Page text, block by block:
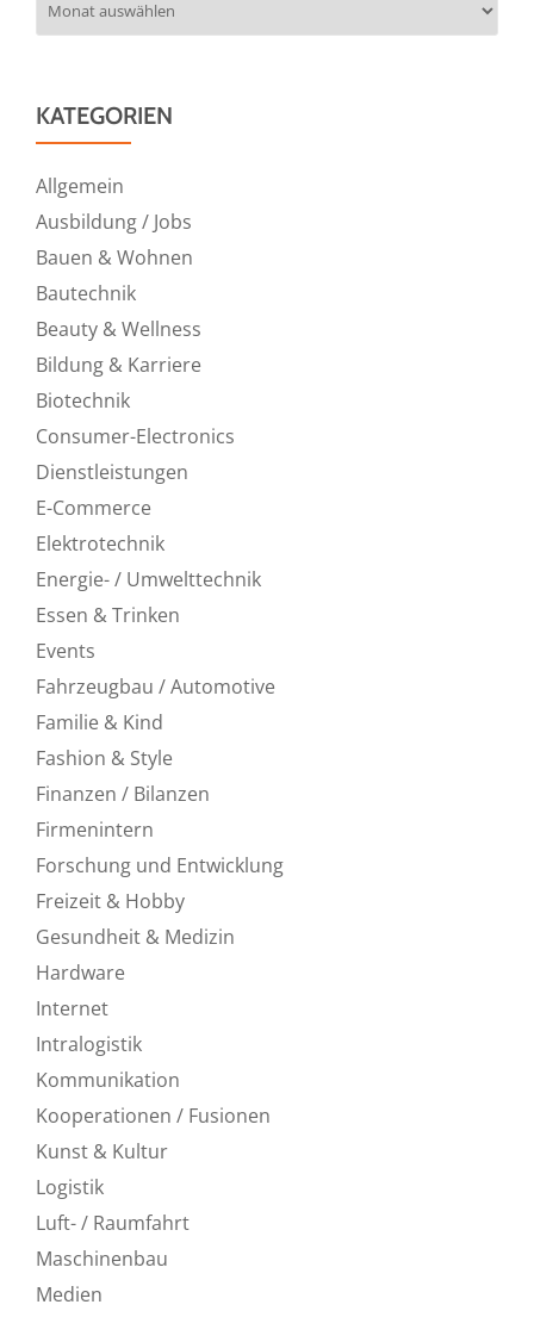
KATEGORIEN
Allgemein
Ausbildung / Jobs
Bauen & Wohnen
Bautechnik
Beauty & Wellness
Bildung & Karriere
Biotechnik
Consumer-Electronics
Dienstleistungen
E-Commerce
Elektrotechnik
Energie- / Umwelttechnik
Essen & Trinken
Events
Fahrzeugbau / Automotive
Familie & Kind
Fashion & Style
Finanzen / Bilanzen
Firmenintern
Forschung und Entwicklung
Freizeit & Hobby
Gesundheit & Medizin
Hardware
Internet
Intralogistik
Kommunikation
Kooperationen / Fusionen
Kunst & Kultur
Logistik
Luft- / Raumfahrt
Maschinenbau
Medien